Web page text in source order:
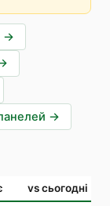
→
→
vs сьогодні